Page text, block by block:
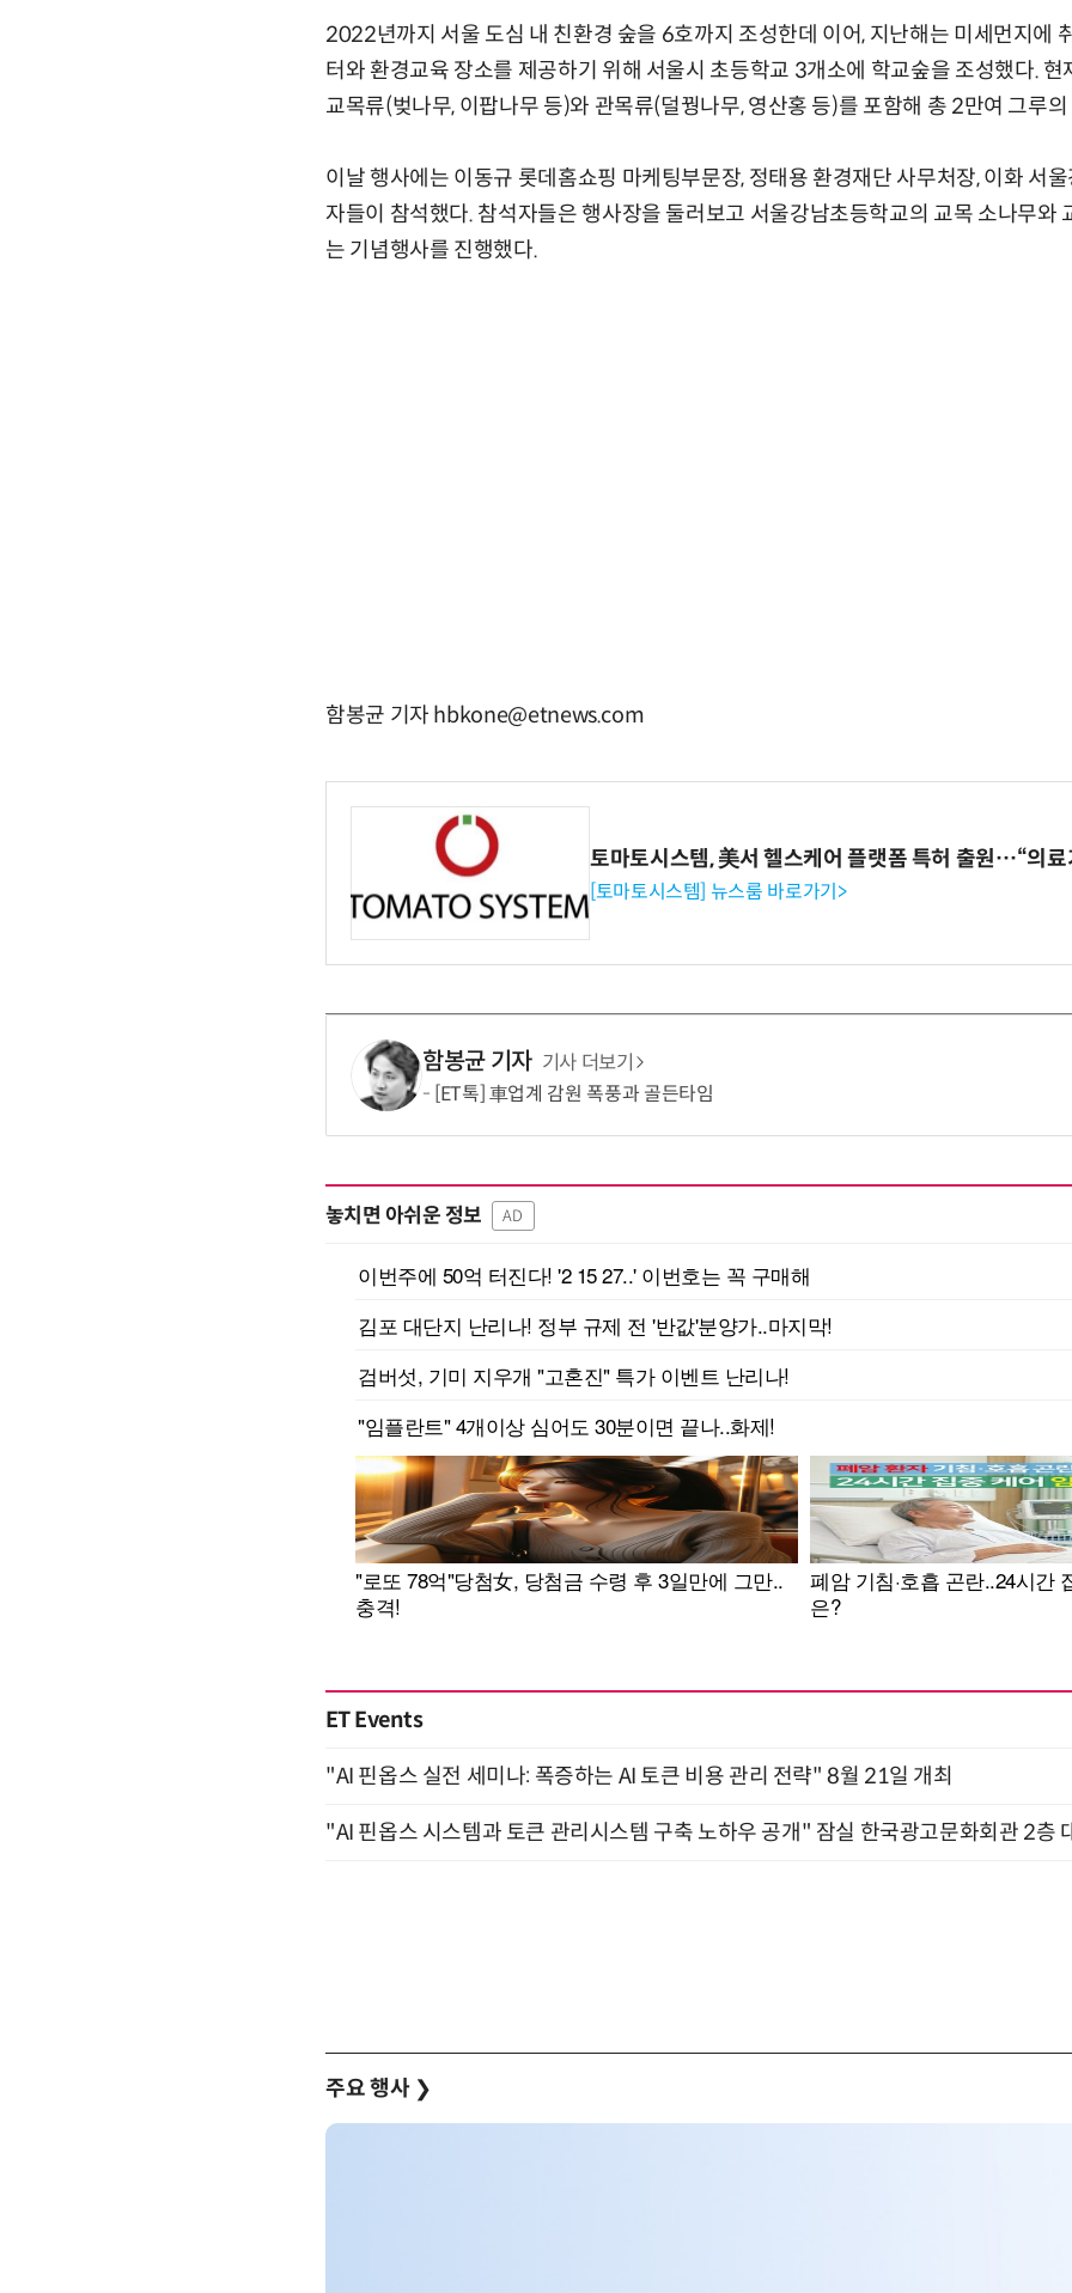
2022년까지 서울 도심 내 친환경 숲을 6호까지 조성한데 이어, 지난해는 미세먼지에
터와 환경교육 장소를 제공하기 위해 서울시 초등학교 3개소에 학교숲을 조성했다.
교목류(벚나무, 이팝나무 등)와 관목류(덜꿩나무, 영산홍 등)를 포함해 총 2만여 그루
이날 행사에는 이동규 롯데홈쇼핑 마케팅부문장, 정태용 환경재단 사무처장, 이화 서울
자들이 참석했다. 참석자들은 행사장을 둘러보고 서울강남초등학교의 교목 소나무와
는 기념행사를 진행했다.
함봉균 기자 hbkone@etnews.com
토마토시스템, 美서 헬스케어 플랫폼 특허 출원…“의
[토마토시스템] 뉴스룸 바로가기>
함봉균 기자 기사 더보기
[ET톡] 車업계 감원 폭풍과 골든타임
놓치면 아쉬운 정보 AD
ET Events
"AI 핀옵스 실전 세미나: 폭증하는 AI 토큰 비용 관리 전략" 8월 21일 개최
"AI 핀옵스 시스템과 토큰 관리시스템 구축 노하우 공개" 잠실 한국광고문화회관 2층
주요 행사 ❯